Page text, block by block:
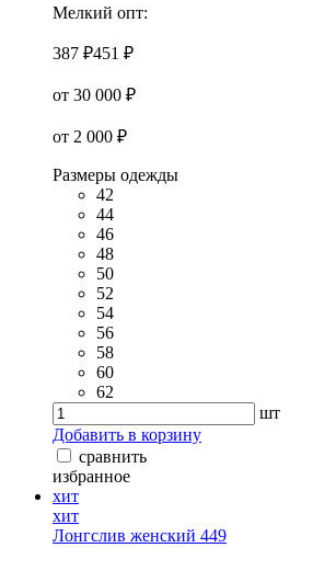
Мелкий опт:
387 ₽451 ₽
от 30 000 ₽
от 2 000 ₽
Размеры одежды
42
44
46
48
50
52
54
56
58
60
62
шт
Добавить в корзину
сравнить
избранное
хит
хит
Лонгслив женский 449